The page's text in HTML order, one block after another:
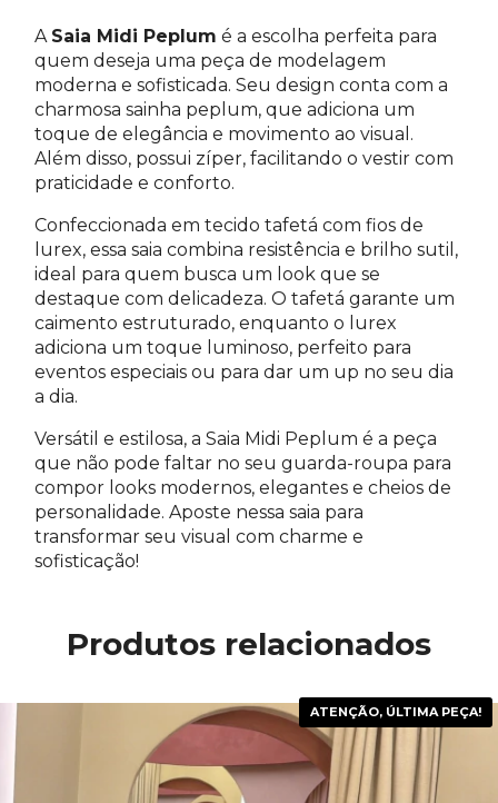
A Saia Midi Peplum é a escolha perfeita para
quem deseja uma peça de modelagem
moderna e sofisticada. Seu design conta com a
charmosa sainha peplum, que adiciona um
toque de elegância e movimento ao visual.
Além disso, possui zíper, facilitando o vestir com
praticidade e conforto.
Confeccionada em tecido tafetá com fios de
lurex, essa saia combina resistência e brilho sutil,
ideal para quem busca um look que se
destaque com delicadeza. O tafetá garante um
caimento estruturado, enquanto o lurex
adiciona um toque luminoso, perfeito para
eventos especiais ou para dar um up no seu dia
a dia.
Versátil e estilosa, a Saia Midi Peplum é a peça
que não pode faltar no seu guarda-roupa para
compor looks modernos, elegantes e cheios de
personalidade. Aposte nessa saia para
transformar seu visual com charme e
sofisticação!
Produtos relacionados
ATENÇÃO, ÚLTIMA PEÇA!